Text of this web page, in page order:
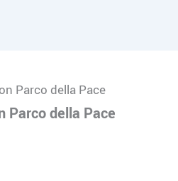
Parco della Pace
Parco della Pace